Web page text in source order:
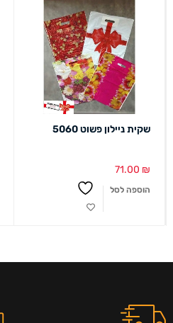
שקית ניילון פשוט 5060
71.00 ₪
הוספה לסל